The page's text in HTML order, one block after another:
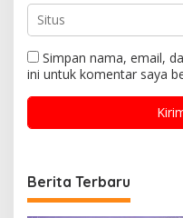
Simpan nama, email,
ini untuk komentar saya
Berita Terbaru